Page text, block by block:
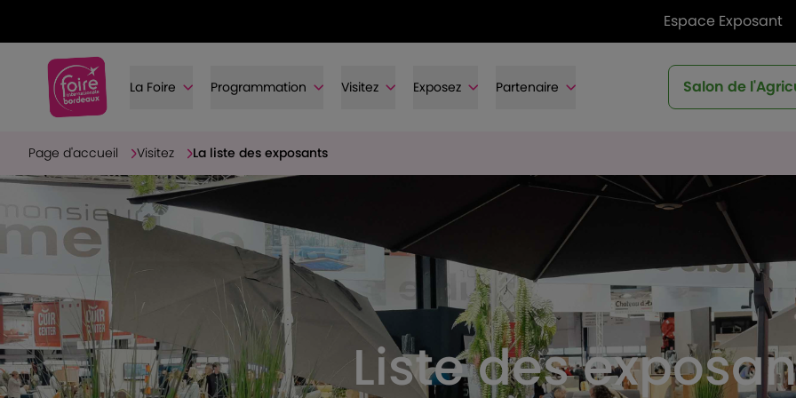
Espace Exposant
La Foire Programmation Visitez Exposez Partenaire Salon de
Page d'accueil Visitez La liste des exposants
Liste des